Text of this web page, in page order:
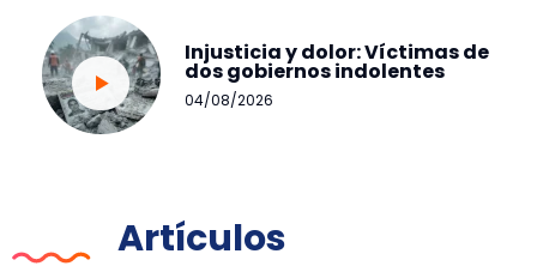
Injusticia y dolor: Víctimas de
dos gobiernos indolentes
04/08/2026
Artículos